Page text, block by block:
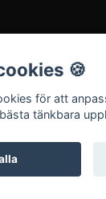
🍪
för att
tänkbara